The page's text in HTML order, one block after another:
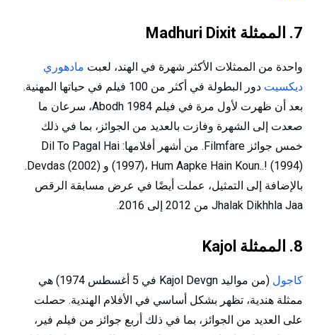
7. الممثلة Madhuri Dixit
واحدة من الممثلات الأكثر شهرة في الهند، لعبت مادهوري
ديكسيت
دور البطولة في أكثر من 100 فيلم في حياتها المهنية.
بعد أن ظهرت لأول مرة في فيلم 1984 Abodh، سرعان ما
صعدت إلى الشهرة وفازت بالعديد من الجوائز، بما في ذلك
خمس جوائز Filmfare. من أشهر أفلامها: Dil To Pagal Hai
(1997)، Hum Aapke Hain Koun..! (1994) و Devdas (2002).
بالإضافة إلى التمثيل، عملت أيضًا في عرض مسابقة الرقص
Jhalak Dikhhla Jaa من 2012 إلى 2016.
8. الممثلة Kajol
كاجول
(من مواليد Kajol Devgn في 5 أغسطس 1974) هي
ممثلة هندية، تظهر بشكل أساسي في الأفلام الهندية. حصلت
على العديد من الجوائز، بما في ذلك أربع جوائز من فيلم فير،